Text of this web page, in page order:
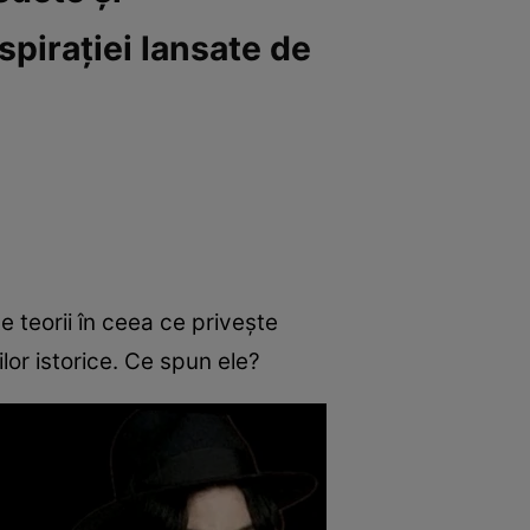
lansate de
teorii în ceea ce privește
istorice. Ce spun ele?